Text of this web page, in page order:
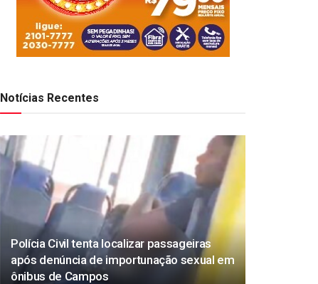
Notícias Recentes
Polícia Civil tenta localizar passageiras
após denúncia de importunação sexual em
ônibus de Campos